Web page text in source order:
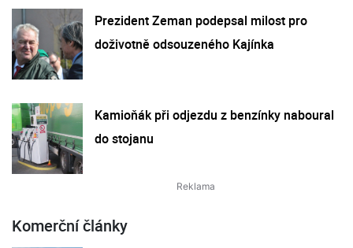
Prezident Zeman podepsal milost pro
doživotně odsouzeného Kajínka
Kamioňák při odjezdu z benzínky naboural
do stojanu
Komerční články